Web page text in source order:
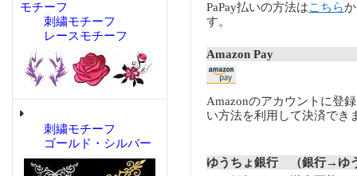
モチーフ
刺繍モチーフ
レースモチーフ
刺繍モチーフ
ゴールド・シルバー
PaPay払いの方法はこちら
す。
Amazon Pay
Amazonのアカウントに登
い方法を利用して決済でき
ゆうちょ銀行 （銀行→ゆ